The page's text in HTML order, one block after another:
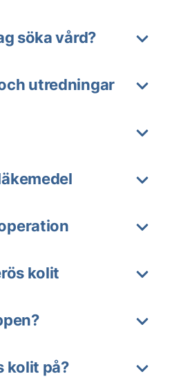
söka vård?
utredningar
kolit
kolit på?